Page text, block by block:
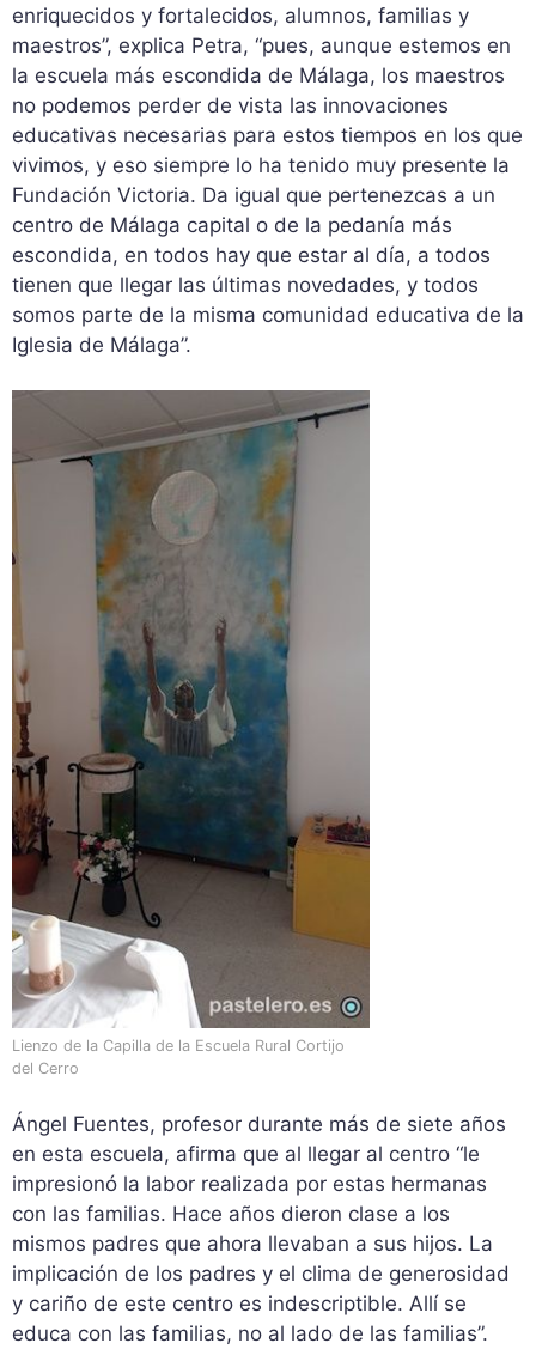
enriquecidos y fortalecidos, alumnos, familias y
maestros”, explica Petra, “pues, aunque estemos en
la escuela más escondida de Málaga, los maestros
no podemos perder de vista las innovaciones
educativas necesarias para estos tiempos en los que
vivimos, y eso siempre lo ha tenido muy presente la
Fundación Victoria. Da igual que pertenezcas a un
centro de Málaga capital o de la pedanía más
escondida, en todos hay que estar al día, a todos
tienen que llegar las últimas novedades, y todos
somos parte de la misma comunidad educativa de la
Iglesia de Málaga”.
Lienzo de la Capilla de la Escuela Rural Cortijo
del Cerro
Ángel Fuentes, profesor durante más de siete años
en esta escuela, afirma que al llegar al centro “le
impresionó la labor realizada por estas hermanas
con las familias. Hace años dieron clase a los
mismos padres que ahora llevaban a sus hijos. La
implicación de los padres y el clima de generosidad
y cariño de este centro es indescriptible. Allí se
educa con las familias, no al lado de las familias”.